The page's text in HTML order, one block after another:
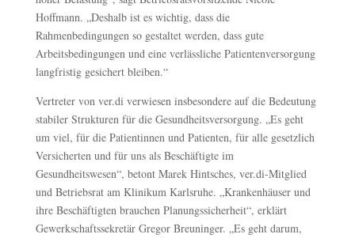
Hoffmann. „Deshalb ist es wichtig, dass die
Rahmenbedingungen so gestaltet werden, dass gute
Arbeitsbedingungen und eine verlässliche Patientenversorgung
langfristig gesichert bleiben.“
Vertreter von ver.di verwiesen insbesondere auf die Bedeutung
stabiler Strukturen für die Gesundheitsversorgung. „Es geht
um viel, für die Patientinnen und Patienten, für alle gesetzlich
Versicherten und für uns als Beschäftigte im
Gesundheitswesen“, betont Marek Hintsches, ver.di-Mitglied
und Betriebsrat am Klinikum Karlsruhe. „Krankenhäuser und
ihre Beschäftigten brauchen Planungssicherheit“, erklärt
Gewerkschaftssekretär Gregor Breuninger. „Es geht darum,